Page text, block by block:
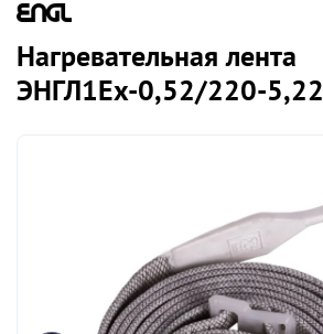
Нагревательная лента
ЭНГЛ1Ех-0,52/220-5,22